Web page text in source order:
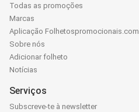
Todas as promoções
Marcas
Aplicação Folhetospromocionais.com
Sobre nós
Adicionar folheto
Notícias
Serviços
Subscreve-te à newsletter